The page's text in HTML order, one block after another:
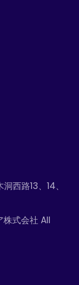
西路13、14、
式会社 All